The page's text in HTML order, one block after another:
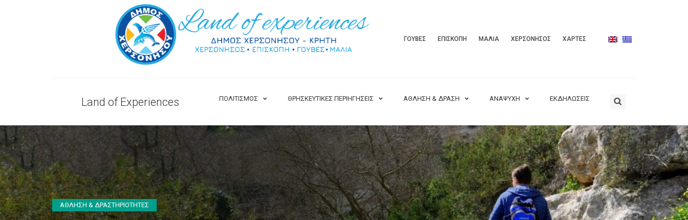
ΓΟΥΒΕΣ ΕΠΙΣΚΟΠΗ ΜΑΛΙΑ ΧΕΡΣΟΝΗΣΟΣ ΧΑΡΤΕΣ
Land of Experiences ΠΟΛΙΤΙΣΜΟΣ ΘΡΗΣΚΕΥΤΙΚΕΣ ΠΕΡΙΗΓΗΣΕΙΣ ΑΘΛΗΣΗ & ΔΡΑΣΗ ΑΝΑΨΥΧΗ ΕΚΔΗΛΩΣΕΙΣ
ΑΘΛΗΣΗ & ΔΡΑΣΤΗΡΙΟΤΗΤΕΣ